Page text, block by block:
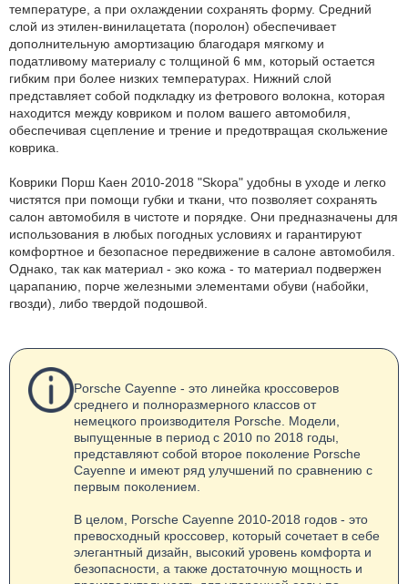
температуре, а при охлаждении сохранять форму. Средний
слой из этилен-винилацетата (поролон) обеспечивает
дополнительную амортизацию благодаря мягкому и
податливому материалу с толщиной 6 мм, который остается
гибким при более низких температурах. Нижний слой
представляет собой подкладку из фетрового волокна, которая
находится между ковриком и полом вашего автомобиля,
обеспечивая сцепление и трение и предотвращая скольжение
коврика.
Коврики Порш Каен 2010-2018 "Skopa" удобны в уходе и легко
чистятся при помощи губки и ткани, что позволяет сохранять
салон автомобиля в чистоте и порядке. Они предназначены для
использования в любых погодных условиях и гарантируют
комфортное и безопасное передвижение в салоне автомобиля.
Однако, так как материал - эко кожа - то материал подвержен
царапанию, порче железными элементами обуви (набойки,
гвозди), либо твердой подошвой.
Porsche Cayenne - это линейка кроссоверов
среднего и полноразмерного классов от
немецкого производителя Porsche. Модели,
выпущенные в период с 2010 по 2018 годы,
представляют собой второе поколение Porsche
Cayenne и имеют ряд улучшений по сравнению с
первым поколением.
В целом, Porsche Cayenne 2010-2018 годов - это
превосходный кроссовер, который сочетает в себе
элегантный дизайн, высокий уровень комфорта и
безопасности, а также достаточную мощность и